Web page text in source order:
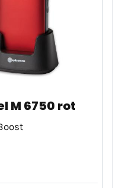
M 6750 rot